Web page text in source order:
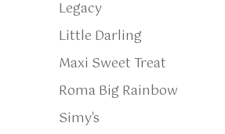
Legacy
Little Darling
Maxi Sweet Treat
Roma Big Rainbow
Simy's